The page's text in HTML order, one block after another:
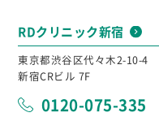
RDクリニック新宿
東京都渋谷区代々木2-10-4
新宿CRビル 7F
0120-075-335